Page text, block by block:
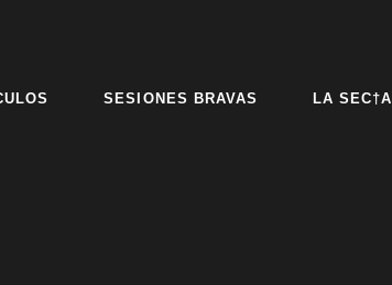
SESIONES BRAVAS LA SEC†A